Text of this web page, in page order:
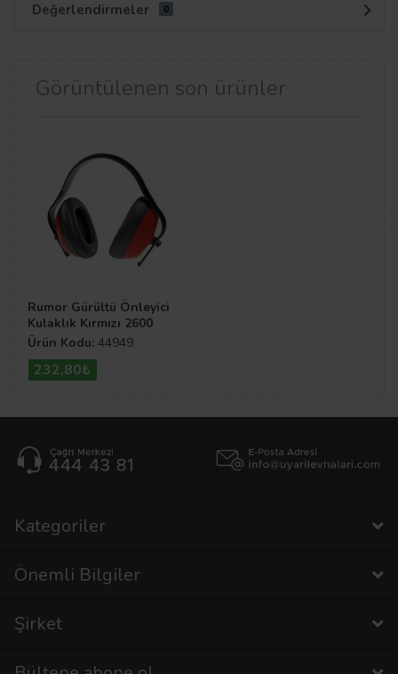
Değerlendirmeler 0
Görüntülenen son ürünler
Rumor Gürültü Önleyici
Kulaklık Kırmızı 2600
Ürün Kodu: 44949
232,80₺
Kategoriler
Önemli Bilgiler
Şirket